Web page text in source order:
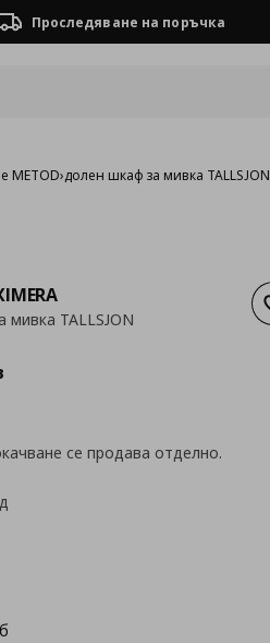
Проследяване на поръчка
METOD›долен шкаф за мивка TALLSJON
TALLSJON
€
се продава отделно.